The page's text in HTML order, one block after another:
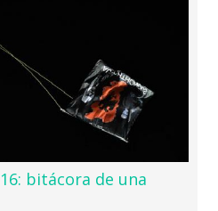
bitácora de una